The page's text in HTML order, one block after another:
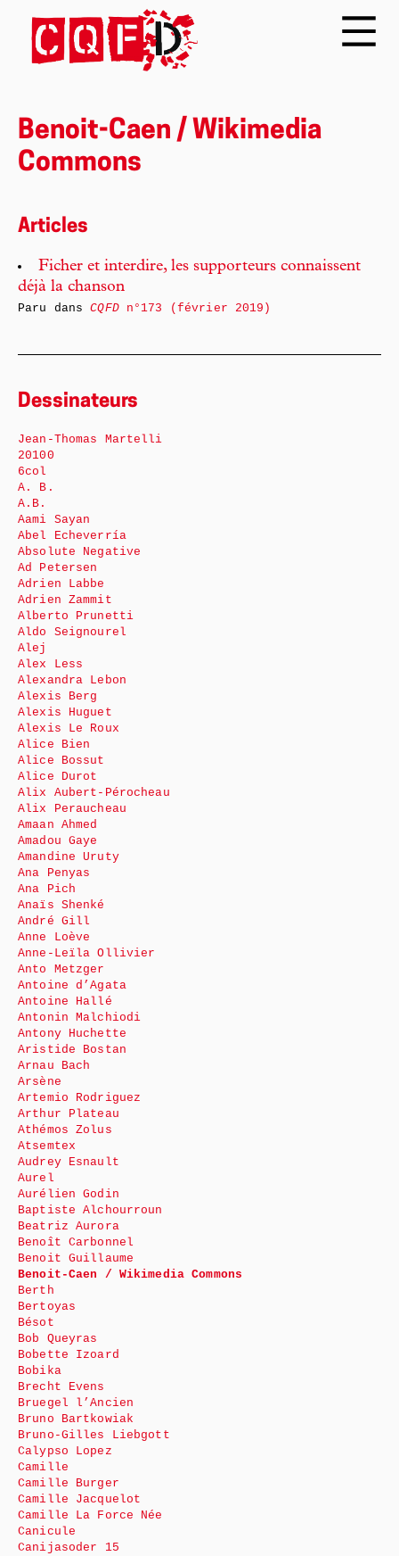
Benoit-Caen / Wikimedia
Commons
Articles
Ficher et interdire, les supporteurs connaissent
déjà la chanson
Paru dansCQFDn°173 (février 2019)
Dessinateurs
Jean-Thomas Martelli
20100
6col
A. B.
A.B.
Aami Sayan
Abel Echeverría
Absolute Negative
Ad Petersen
Adrien Labbe
Adrien Zammit
Alberto Prunetti
Aldo Seignourel
Alej
Alex Less
Alexandra Lebon
Alexis Berg
Alexis Huguet
Alexis Le Roux
Alice Bien
Alice Bossut
Alice Durot
Alix Aubert-Pérocheau
Alix Peraucheau
Amaan Ahmed
Amadou Gaye
Amandine Uruty
Ana Penyas
Ana Pich
Anaïs Shenké
André Gill
Anne Loève
Anne-Leïla Ollivier
Anto Metzger
Antoine d’Agata
Antoine Hallé
Antonin Malchiodi
Antony Huchette
Aristide Bostan
Arnau Bach
Arsène
Artemio Rodriguez
Arthur Plateau
Athémos Zolus
Atsemtex
Audrey Esnault
Aurel
Aurélien Godin
Baptiste Alchourroun
Beatriz Aurora
Benoît Carbonnel
Benoit Guillaume
Benoit-Caen / Wikimedia Commons
Berth
Bertoyas
Bésot
Bob Queyras
Bobette Izoard
Bobika
Brecht Evens
Bruegel l’Ancien
Bruno Bartkowiak
Bruno-Gilles Liebgott
Calypso Lopez
Camille
Camille Burger
Camille Jacquelot
Camille La Force Née
Canicule
Canijasoder 15